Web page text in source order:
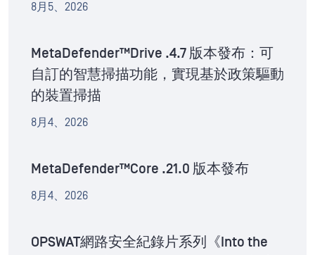
8月5、2026
MetaDefender™Drive .4.7 版本發布：可
自訂的智慧掃描功能，實現基於政策驅動
的裝置掃描
8月4、2026
MetaDefender™Core .21.0 版本發布
8月4、2026
OPSWAT網路安全紀錄片系列《Into the